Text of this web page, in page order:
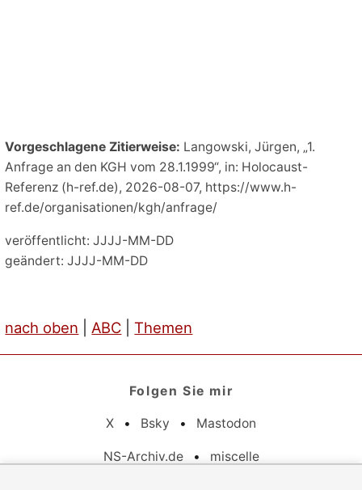
Vorgeschlagene Zitierweise: Langowski, Jürgen, „1.
Anfrage an den KGH vom 28.1.1999“, in: Holocaust-
Referenz (h-ref.de), 2026-08-07, https://www.h-
ref.de/organisationen/kgh/anfrage/
veröffentlicht: JJJJ-MM-DD
geändert: JJJJ-MM-DD
nach oben ABC |Themen
Folgen Sie mir
X • Bsky • Mastodon
NS-Archiv.de • miscelle